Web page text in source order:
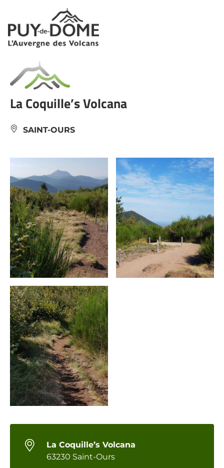
Cookies management panel
La Coquille’s Volcana
SAINT-OURS
La Coquille’s Volcana
63230 Saint-Ours